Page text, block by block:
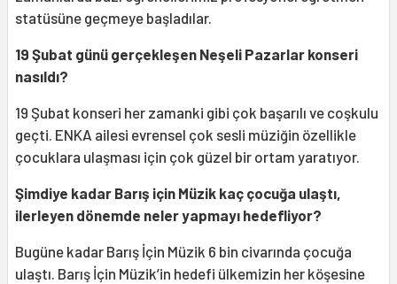
statüsüne geçmeye başladılar.
19 Şubat günü gerçekleşen Neşeli Pazarlar konseri
nasıldı?
19 Şubat konseri her zamanki gibi çok başarılı ve coşkulu
geçti. ENKA ailesi evrensel çok sesli müziğin özellikle
çocuklara ulaşması için çok güzel bir ortam yaratıyor.
Şimdiye kadar Barış için Müzik kaç çocuğa ulaştı,
ilerleyen dönemde neler yapmayı hedefliyor?
Bugüne kadar Barış İçin Müzik 6 bin civarında çocuğa
ulaştı. Barış İçin Müzik’in hedefi ülkemizin her köşesine